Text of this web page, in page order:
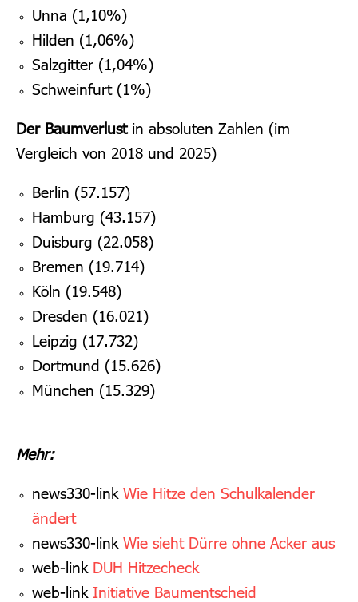
Unna (1,10%)
Hilden (1,06%)
Salzgitter (1,04%)
Schweinfurt (1%)
Der Baumverlustin absoluten Zahlen (im
Vergleich von 2018 und 2025)
Berlin (57.157)
Hamburg (43.157)
Duisburg (22.058)
Bremen (19.714)
Köln (19.548)
Dresden (16.021)
Leipzig (17.732)
Dortmund (15.626)
München (15.329)
Mehr:
news330-link Wie Hitze den Schulkalender
ändert
news330-link Wie sieht Dürre ohne Acker aus
web-link DUH Hitzecheck
web-link Initiative Baumentscheid